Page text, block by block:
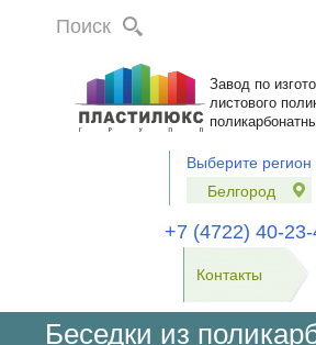
Поиск
Завод по
листового
Выберите регион
Белгород
+7 (4722) 40-
Контакты
Беседки из